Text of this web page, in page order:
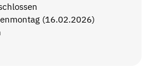
(16.02.2026)